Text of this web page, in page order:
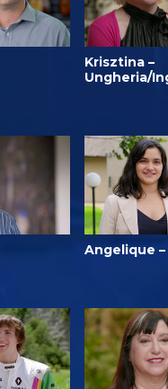
Krisztina –
Ungheria/
Angelique